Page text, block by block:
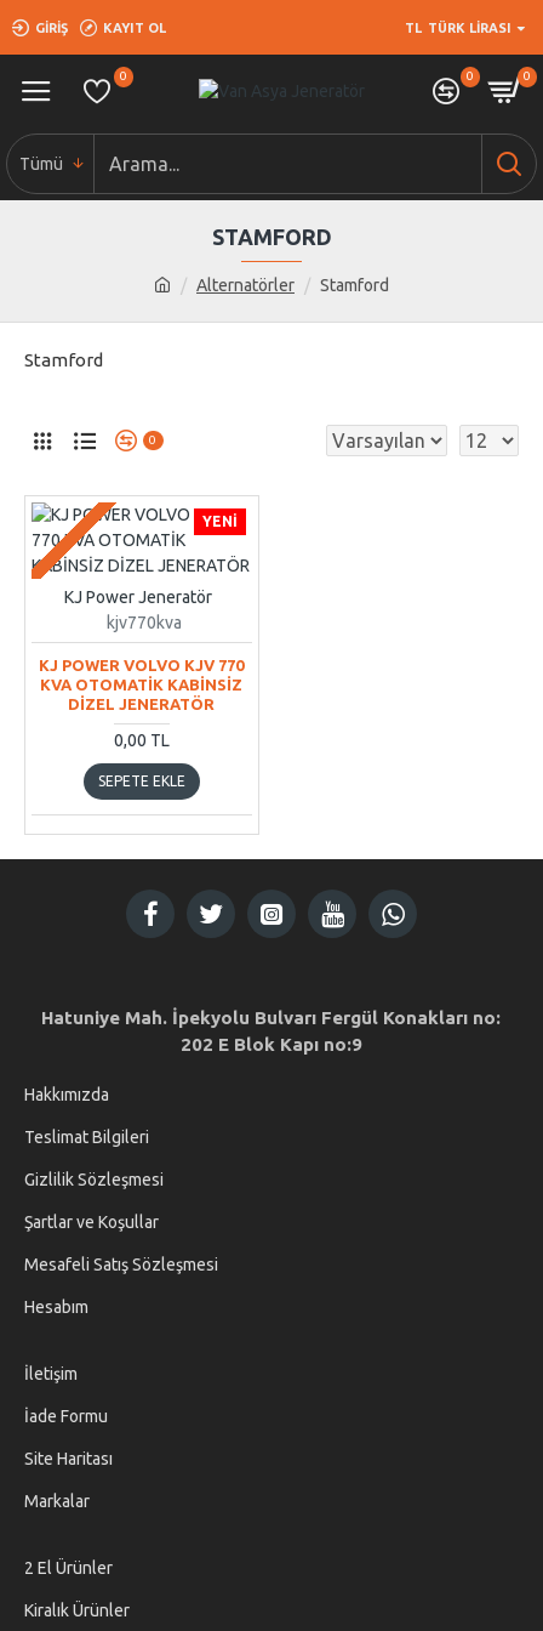
GIRIŞ KAYIT OL TL TÜRK LIRASI
0 0 0
Tümü
Alternatörler Stamford
STAMFORD
Stamford
0
YENI
KJ Power Jeneratör
kjv770kva
KJ POWER VOLVO KJV 770
KVA OTOMATİK KABİNSİZ
DİZEL JENERATÖR
0,00 TL
SEPETE EKLE
Hatuniye Mah. İpekyolu Bulvarı Fergül Konakları no:
202 E Blok Kapı no:9
Hakkımızda
Teslimat Bilgileri
Gizlilik Sözleşmesi
Şartlar ve Koşullar
Mesafeli Satış Sözleşmesi
Hesabım
İletişim
İade Formu
Site Haritası
Markalar
2 El Ürünler
Kiralık Ürünler